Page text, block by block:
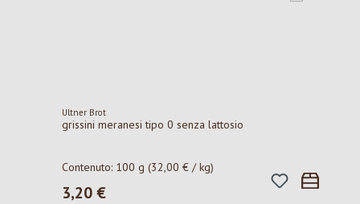
Ultner Brot
grissini meranesi tipo 0 senza lattosio
Contenuto: 100 g(32,00 € / kg)
Prezzo normale:
3,20 €